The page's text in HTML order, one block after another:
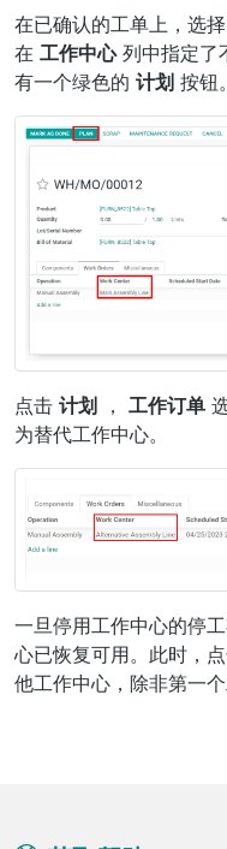
在已确认的工单上，选择
在 工作中心列中指定了
有一个绿色的 计划 按钮。
点击 计划 ， 工作订单
为替代工作中心。
一旦停用工作中心的停
心已恢复可用。此时，
他工作中心，除非第一个